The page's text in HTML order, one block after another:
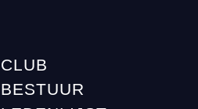
CLUB
BESTUUR